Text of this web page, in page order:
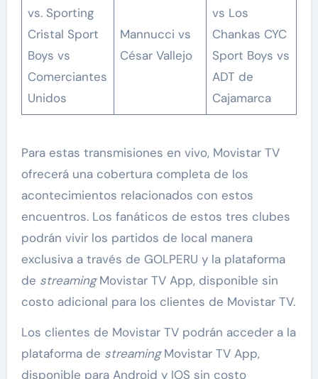
vs. Sporting
Cristal Sport
Boys vs
Comerciantes
Unidos
Mannucci vs
César Vallejo
vs Los
Chankas CYC
Sport Boys vs
ADT de
Cajamarca
Para estas transmisiones en vivo, Movistar TV
ofrecerá una cobertura completa de los
acontecimientos relacionados con estos
encuentros. Los fanáticos de estos tres clubes
podrán vivir los partidos de local manera
exclusiva a través de GOLPERU y la plataforma
de streamingMovistar TV App, disponible sin
costo adicional para los clientes de Movistar TV.
Los clientes de Movistar TV podrán acceder a la
plataforma de streamingMovistar TV App,
disponible para Android y IOS sin costo